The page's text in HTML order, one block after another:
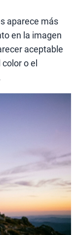
aparece más
en la imagen
aceptable
o el